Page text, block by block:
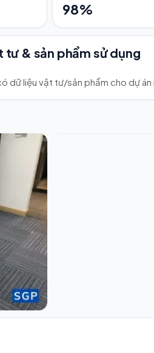
98%
tư & sản phẩm sử dụng
dữ liệu vật tư/sản phẩm cho dự án